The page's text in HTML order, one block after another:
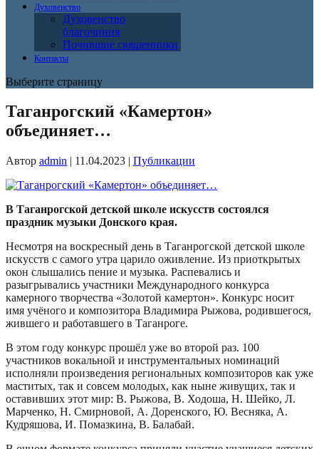
Духовенство
Духовенство
благочиния
Почившие священники
Контакты
Выберите страницу
Таганрогский «Камертон»
объединяет…
Автор admin | 11.04.2023 | Публикации
В Таганрогской детской школе искусств состоялся
праздник музыки Донского края.
Несмотря на воскресный день в Таганрогской детской школе
искусств с самого утра царило оживление. Из приоткрытых
окон слышались пение и музыка. Распевались и
разыгрывались участники Международного конкурса
камерного творчества «Золотой камертон». Конкурс носит
имя учёного и композитора Владимира Рыжова, родившегося,
жившего и работавшего в Таганроге.
В этом году конкурс прошёл уже во второй раз. 100
участников вокальной и инструментальных номинаций
исполняли произведения региональных композиторов как уже
маститых, так и совсем молодых, как ныне живущих, так и
оставивших этот мир: В. Рыжова, В. Ходоша, Н. Шейко, Л.
Марченко, Н. Смирновой, А. Доренского, Ю. Весняка, А.
Кудряшова, И. Помазкина, В. Балабай.